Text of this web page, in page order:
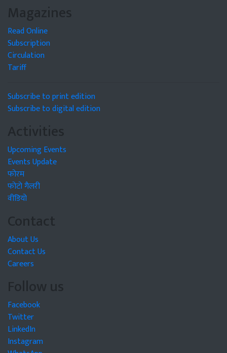
Magazines
Read Online
Subscription
Circulation
Tariff
Subscribe to print edition
Subscribe to digital edition
Activities
Upcoming Events
Events Update
फोरम
फोटो गैलरी
वीडियो
Contact
About Us
Contact Us
Careers
Follow us
Facebook
Twitter
LinkedIn
Instagram